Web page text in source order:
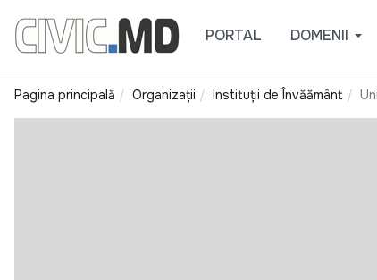
PORTAL DOMENII
Pagina principală Organizații Instituții de Învățământ